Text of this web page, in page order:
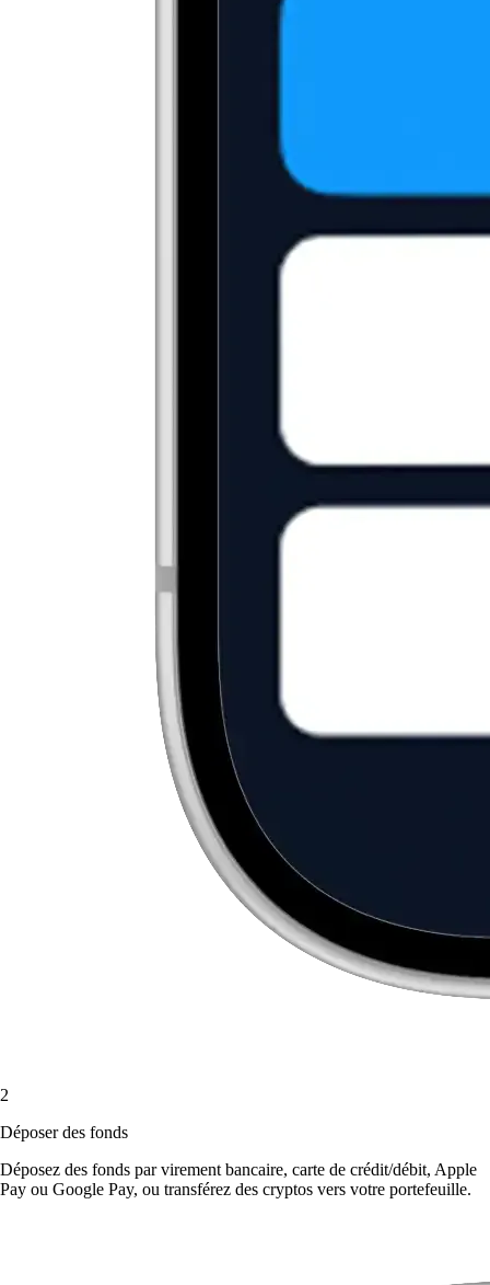
2
Déposer des fonds
Déposez des fonds par virement bancaire, carte de crédit/débit, Apple
Pay ou Google Pay, ou transférez des cryptos vers votre portefeuille.